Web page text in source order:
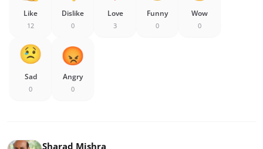
Like
12
Dislike
0
Love
3
Funny
0
Wow
0
Sad
0
Angry
0
Sharad Mishra